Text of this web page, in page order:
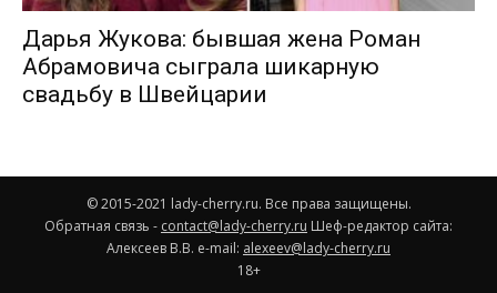
Дарья Жукова: бывшая жена Роман
Абрамовича сыграла шикарную
свадьбу в Швейцарии
© 2015-2021 lady-cherry.ru. Все права защищены.
Обратная связь - contact@lady-cherry.ru Шеф-редактор сайта:
Алексеев В.В. e-mail: alexeev@lady-cherry.ru
18+